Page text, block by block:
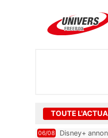
TOUTE
06/08 Disney+